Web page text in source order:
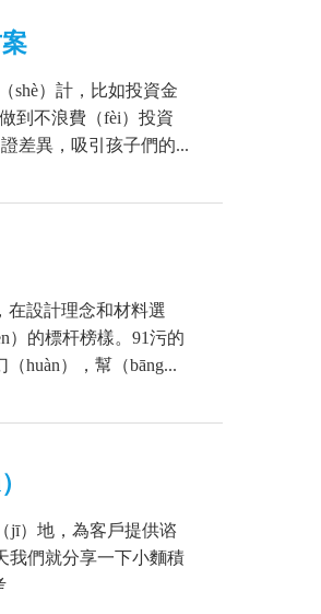
shè）計，比如投資金
到不浪費（fèi）投資
差異，吸引孩子們的...
在設計理念和材料選
）的標杆榜樣。91污的
huàn），幫（bāng...
jī）地，為客戶提供谘
我們就分享一下小麵積